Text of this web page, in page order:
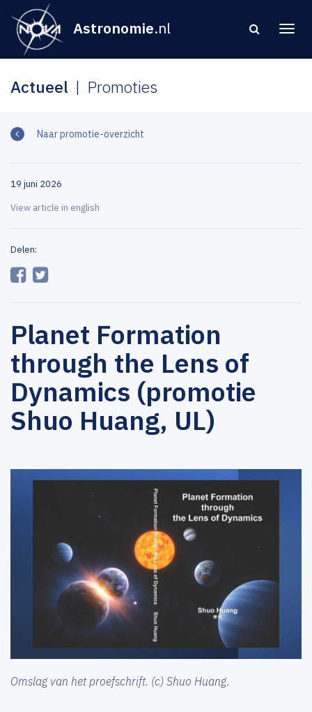
Astronomie.nl
Actueel Promoties
Naar promotie-overzicht
19 juni 2026
View article in english
Delen:
Planet Formation
through the Lens of
Dynamics (promotie
Shuo Huang, UL)
Omslag van het proefschrift. (c) Shuo Huang.